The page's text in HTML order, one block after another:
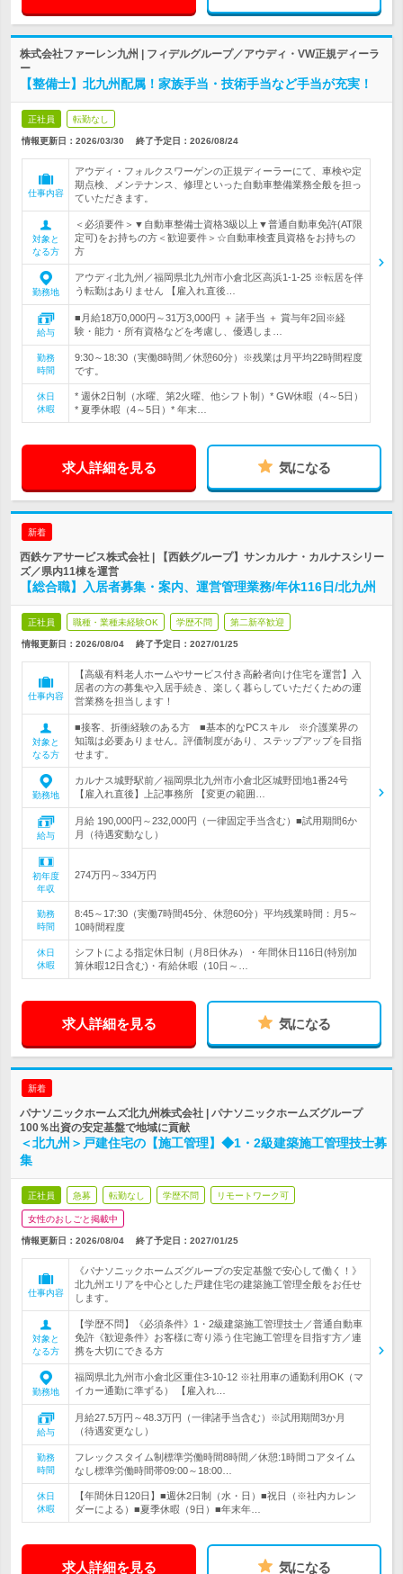
株式会社ファーレン九州 | フィデルグループ／アウディ・VW正規ディーラ
ー
【整備士】北九州配属！家族手当・技術手当など手当が充実！
正社員 転勤なし
情報更新日：2026/03/30 終了予定日： 2026/08/24
仕事内容
アウディ・フォルクスワーゲンの正規ディーラーにて、車検や定
期点検、メンテナンス、修理といった自動車整備業務全般を担っ
ていただきます。
対象と
なる方
＜必須要件＞▼自動車整備士資格3級以上▼普通自動車免許(AT限
定可)をお持ちの方＜歓迎要件＞☆自動車検査員資格をお持ちの
方
勤務地
アウディ北九州／福岡県北九州市小倉北区高浜1-1-25 ※転居を伴
う転勤はありません 【雇入れ直後…
給与
■月給18万0,000円～31万3,000円 ＋ 諸手当 ＋ 賞与年2回※経
験・能力・所有資格などを考慮し、優遇しま…
勤務
時間
9:30～18:30（実働8時間／休憩60分）※残業は月平均22時間程度
です。
休日
休暇
* 週休2日制（水曜、第2火曜、他シフト制）* GW休暇（4～5日）
* 夏季休暇（4～5日）* 年末…
求人詳細を見る 気になる
新着
西鉄ケアサービス株式会社 | 【西鉄グループ】サンカルナ・カルナスシリー
ズ／県内11棟を運営
【総合職】入居者募集・案内、運営管理業務/年休116日/北九州
正社員 職種・業種未経験OK 学歴不問 第二新卒歓迎
情報更新日：2026/08/04 終了予定日： 2027/01/25
仕事内容
【高級有料老人ホームやサービス付き高齢者向け住宅を運営】入
居者の方の募集や入居手続き、楽しく暮らしていただくための運
営業務を担当します！
対象と
なる方
■接客、折衝経験のある方 ■基本的なPCスキル ※介護業界の
知識は必要ありません。評価制度があり、ステップアップを目指
せます。
勤務地
カルナス城野駅前／福岡県北九州市小倉北区城野団地1番24号
【雇入れ直後】上記事務所 【変更の範囲…
給与
月給 190,000円～232,000円（一律固定手当含む）■試用期間6か
月（待遇変動なし）
初年度
年収
274万円～334万円
勤務
時間
8:45～17:30（実働7時間45分、休憩60分）平均残業時間：月5～
10時間程度
休日
休暇
シフトによる指定休日制（月8日休み）・年間休日116日(特別加
算休暇12日含む)・有給休暇（10日～…
求人詳細を見る 気になる
新着
パナソニックホームズ北九州株式会社 | パナソニックホームズグループ
100％出資の安定基盤で地域に貢献
＜北九州＞戸建住宅の【施工管理】◆1・2級建築施工管理技士募
集
正社員 急募 転勤なし 学歴不問 リモートワーク可
女性のおしごと掲載中
情報更新日：2026/08/04 終了予定日： 2027/01/25
仕事内容
《パナソニックホームズグループの安定基盤で安心して働く！》
北九州エリアを中心とした戸建住宅の建築施工管理全般をお任せ
します。
対象と
なる方
【学歴不問】《必須条件》1・2級建築施工管理技士／普通自動車
免許《歓迎条件》お客様に寄り添う住宅施工管理を目指す方／連
携を大切にできる方
勤務地
福岡県北九州市小倉北区重住3-10-12 ※社用車の通勤利用OK（マ
イカー通勤に準ずる） 【雇入れ…
給与
月給27.5万円～48.3万円（一律諸手当含む）※試用期間3か月
（待遇変更なし）
勤務
時間
フレックスタイム制標準労働時間8時間／休憩:1時間コアタイム
なし標準労働時間帯09:00～18:00…
休日
休暇
【年間休日120日】■週休2日制（水・日）■祝日（※社内カレン
ダーによる）■夏季休暇（9日）■年末年…
求人詳細を見る 気になる